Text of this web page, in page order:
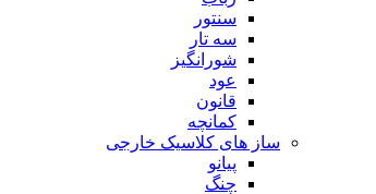
سنتور
سه تار
شورانگیز
عود
قانون
کمانچه
ساز های کلاسیک خارجی
پیانو
چنگ